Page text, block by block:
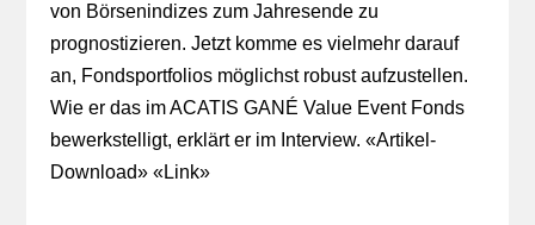
von Börsenindizes zum Jahresende zu
prognostizieren. Jetzt komme es vielmehr darauf
an, Fondsportfolios möglichst robust aufzustellen.
Wie er das im ACATIS GANÉ Value Event Fonds
bewerkstelligt, erklärt er im Interview. «Artikel-
Download» «Link»